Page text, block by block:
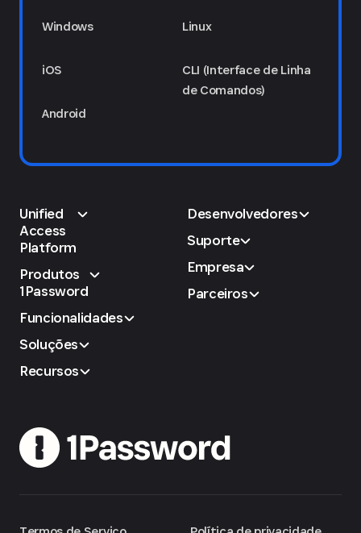
Windows
iOS
Android
Linux
CLI (Interface de Linha
de Comandos)
Unified
Access
Platform
Produtos
1Password
Funcionalidades
Soluções
Recursos
Desenvolvedores
Suporte
Empresa
Parceiros